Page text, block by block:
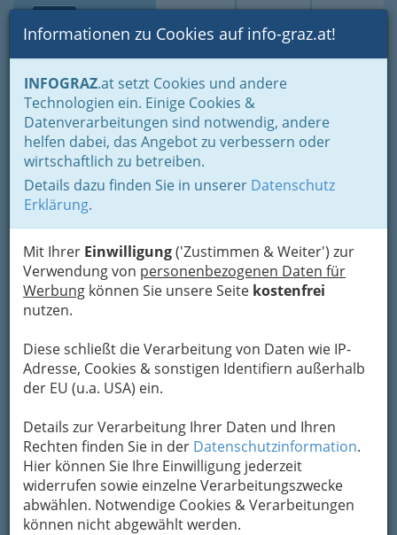
Suche Login Toggle
Informationen zu Cookies auf info-graz.at!
INFOGRAZ.at setzt Cookies und andere
Technologien ein. Einige Cookies &
Datenverarbeitungen sind notwendig, andere
helfen dabei, das Angebot zu verbessern oder
wirtschaftlich zu betreiben.
Details dazu finden Sie in unserer Datenschutz
Erklärung.
Mit Ihrer Einwilligung('Zustimmen & Weiter') zur
Verwendung von personenbezogenen Daten für
Werbung können Sie unsere Seite kostenfrei
nutzen.
Diese schließt die Verarbeitung von Daten wie IP-
Adresse, Cookies & sonstigen Identifiern außerhalb
der EU (u.a. USA) ein.
Details zur Verarbeitung Ihrer Daten und Ihren
Rechten finden Sie in der Datenschutzinformation.
Hier können Sie Ihre Einwilligung jederzeit
widerrufen sowie einzelne Verarbeitungszwecke
abwählen. Notwendige Cookies & Verarbeitungen
können nicht abgewählt werden.
Home Lifestyle
Hoamat - Steiermark - unsere Heimat
Steirische Weinstraßen
Oststeirische Römer-Weinstrasse
Buschenschank Bernhart
Hofberg 61, 8333 Riegersburg
+43 3153 8379
Karte
Adresse mit Google Maps anschauen
Kontaktaufnahme
Um die Info-Graz Firmenvor Spam-Mails zu
bewahren, verwenden wir an dieser Stelle zur
Übermittlung Ihrer Nachricht ein sicheres
Formular. Ihre Nachricht wird nach dem
Absenden umgehend per Mail an das
Unternehmen Buschenschank Bernhart